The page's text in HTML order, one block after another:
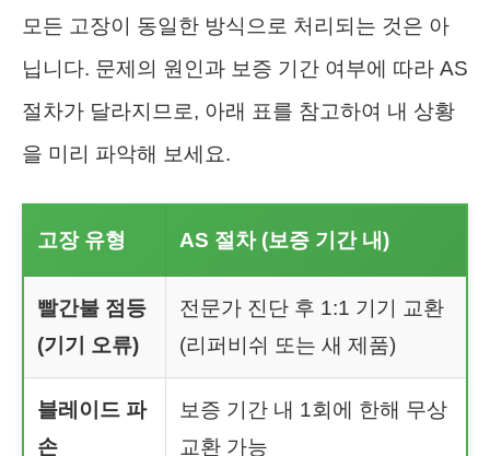
모든 고장이 동일한 방식으로 처리되는 것은 아
닙니다. 문제의 원인과 보증 기간 여부에 따라 AS
절차가 달라지므로, 아래 표를 참고하여 내 상황
을 미리 파악해 보세요.
고장 유형 AS 절차 (보증 기간 내)
빨간불 점등
(기기 오류)
전문가 진단 후 1:1 기기 교환
(리퍼비쉬 또는 새 제품)
블레이드 파
손
보증 기간 내 1회에 한해 무상
교환 가능